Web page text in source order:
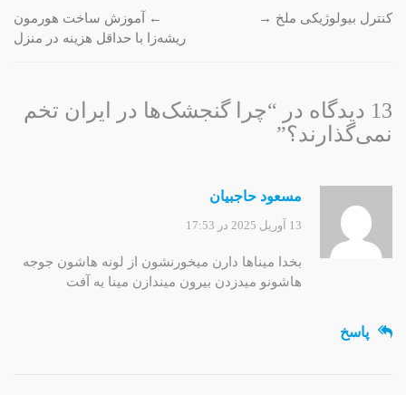
پیمایش
←
آموزش ساخت هورمون
ریشه‌زا با حداقل هزینه در منزل
کنترل بیولوژیکی ملخ →
13 دیدگاه در “
چرا گنجشک‌ها در ایران تخم
نمی‌گذارند؟”
مسعود حاجبیان
13 آوریل 2025 در 17:53
بخدا میناها دارن میخورنشون از لونه هاشون جوجه
هاشونو میدزدن بیرون میندازن مینا یه آفت
پاسخ